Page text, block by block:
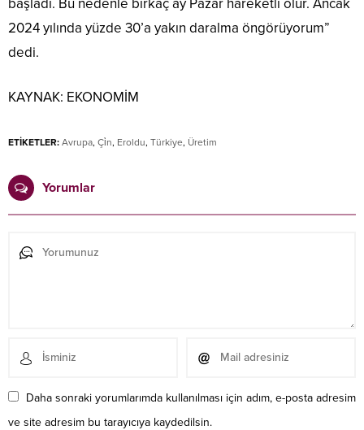
başladı. Bu nedenle birkaç ay Pazar hareketli olur. Ancak
2024 yılında yüzde 30’a yakın daralma öngörüyorum”
dedi.
KAYNAK: EKONOMİM
ETİKETLER: Avrupa, Çi̇n, Eroldu, Türkiye, Üretim
Yorumlar
Daha sonraki yorumlarımda kullanılması için adım, e-posta adresim
ve site adresim bu tarayıcıya kaydedilsin.